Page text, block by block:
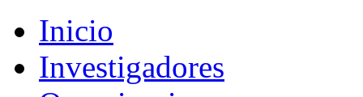
Inicio
Investigadores